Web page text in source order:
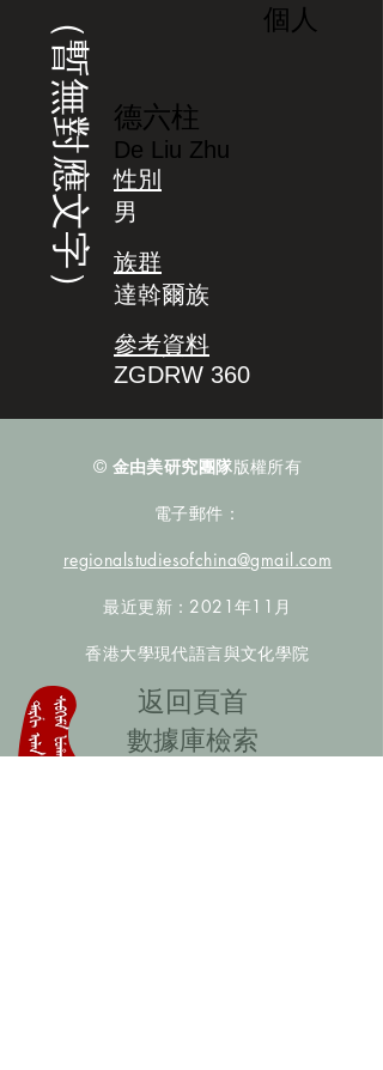
（暫無對應文字） 個人
德六柱
De Liu Zhu
性別
男
族群
達斡爾族
參考資料
ZGDRW 360
© 金由美研究團隊版權所有
電子郵件：
regionalstudiesofchina@gmail.com
最近更新：2021年11月
香港大學現代語言與文化學院
​返回頁首
數據庫檢索